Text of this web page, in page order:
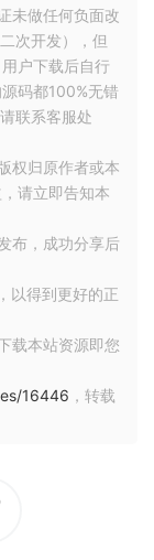
。这三个可以
核状态：审核
灰度中、灰度成
状态：有效数据
这时候数据模型
成三个状态用三
示这三种状态
互独立的，比
判断逻辑会很
的一个设计是
未做任何负面改
次开发），但
户下载后自行
码都100%无错
联系客服处
权归原作者或本
请立即告知本
布，成功分享后
以得到更好的正
载本站资源即您
16446 ，转载